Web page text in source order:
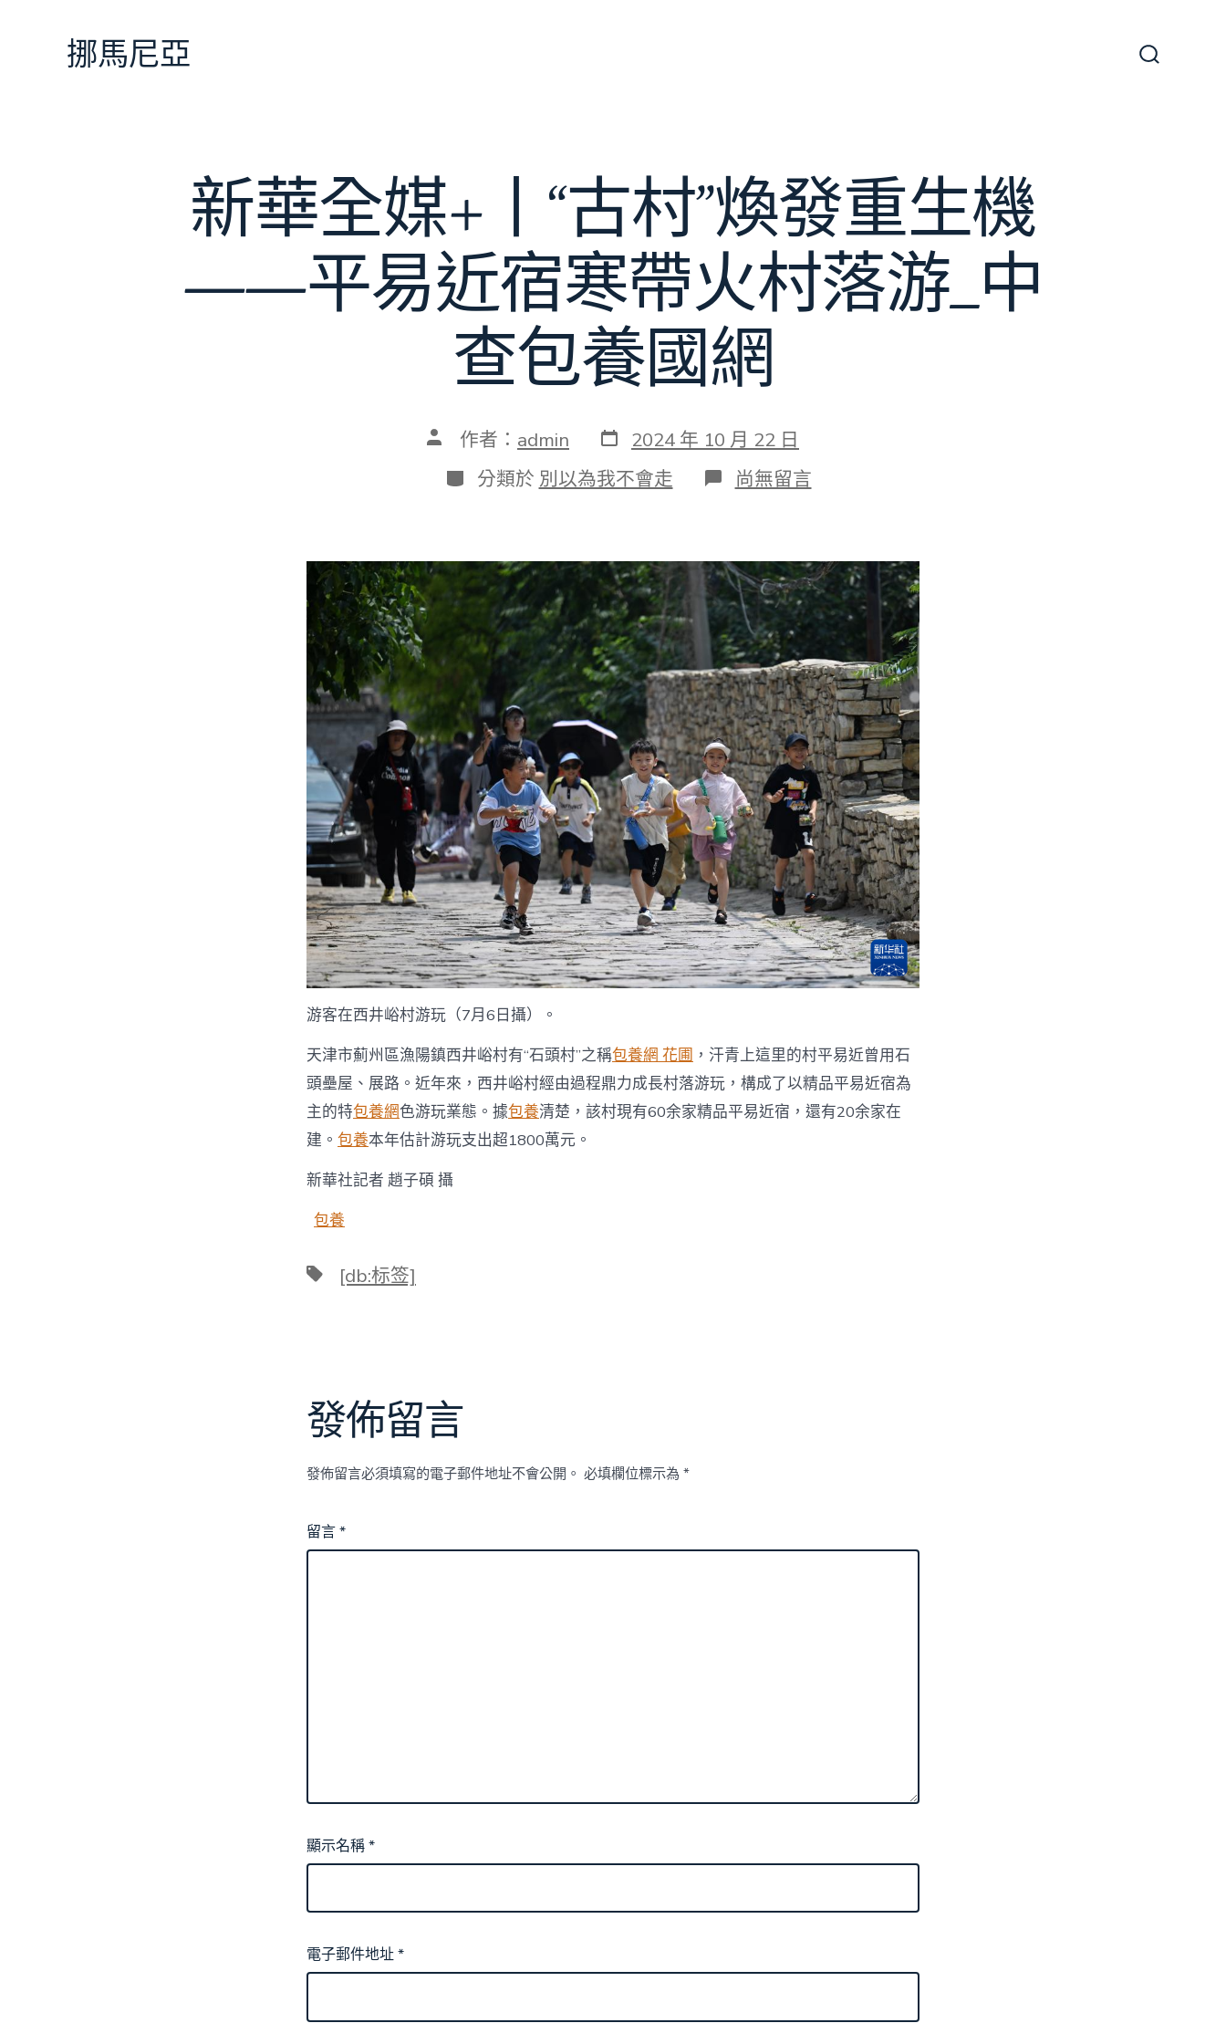
挪馬尼亞
新華全媒+丨“古村”煥發重生機
——平易近宿寒帶火村落游_中
查包養國網
文 作者： admin 發
表
日
期
2024 年 10 月 22 日
分
類
分類於 別以為我不會走 在
〈新
+丨
“古
村”
煥
發
重
生
機
——
平
易
近
宿
寒
帶
火
村
落
游
_
中
查
包
養
中
尚無留言
游客在西井峪村游玩（7月6日攝）。
天津市薊州區漁陽鎮西井峪村有“石頭村”之稱包養網 花圃 ，汗青上這里的村平易近曾用石
頭壘屋、展路。近年來，西井峪村經由過程鼎力成長村落游玩，構成了以精品平易近宿為
主的特包養網色游玩業態。據包養清楚，該村現有60余家精品平易近宿，還有20余家在
建。 包養本年估計游玩支出超1800萬元。
新華社記者 趙子碩 攝
包養
標 [db:标签]
發佈留言
發佈留言必須填寫的電子郵件地址不會公開。 必填欄位標示為 *
留言*
顯示名稱*
電子郵件地址*